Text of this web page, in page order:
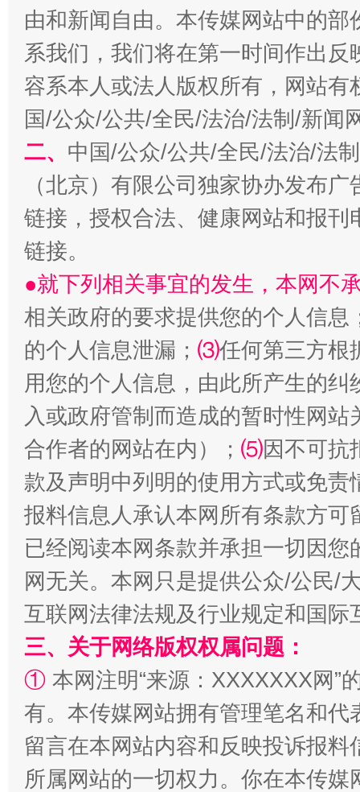
习近平的博鳌关键词
魏明亮
“刷贴”乱象丛生
生
揭批美国五大"原罪" "炒
解纷+调解+退费，一次搞定
由和新闻自由。本传媒网站中的
系我们，我们将在第一时间作出
容系本人或法人版权所有，网站
国/公众/公共/全民/法治/法制/新闻
二、 中国/公众/公共/全民/法治/法
（北京）有限公司独家协办发布
链接，授权合法、健康网站和报
链接。
●就下列相关事宜的发生，本网不
相关政府的要求提供您的个人信息
的个人信息泄漏； ⑶任何第三方根
用您的个人信息，由此所产生的纠
入或政府管制而造成的暂时性网
合作者的网站在内）； ⑸因不可抗
款及声明中列明的使用方式或免责
报料信息人承认本网所有条款方
已经阅读本网条款并承担一切因
网无关。本网只是提供公众/公民/
互联网法律法规及行业规定和国
三、关于网络版权权属问题：
① 本网注明“来源：XXXXXXX网”
有。本传媒网站拥有管理笔名和
留言在本网站内容和反映投诉报
所属网站的一切权力。你在本传